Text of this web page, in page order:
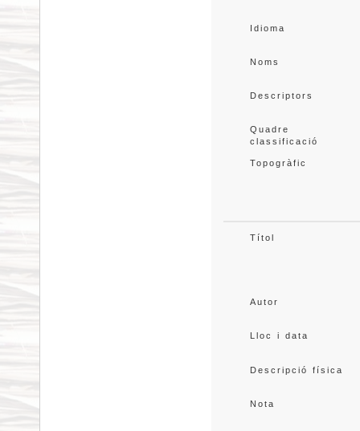
Idioma
Noms
Descriptors
Quadre
classificació
Topogràfic
Títol
Autor
Lloc i data
Descripció física
Nota